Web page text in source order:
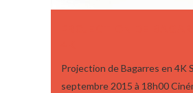
Projection de Bagarres en 4K
septembre 2015 à 18h00